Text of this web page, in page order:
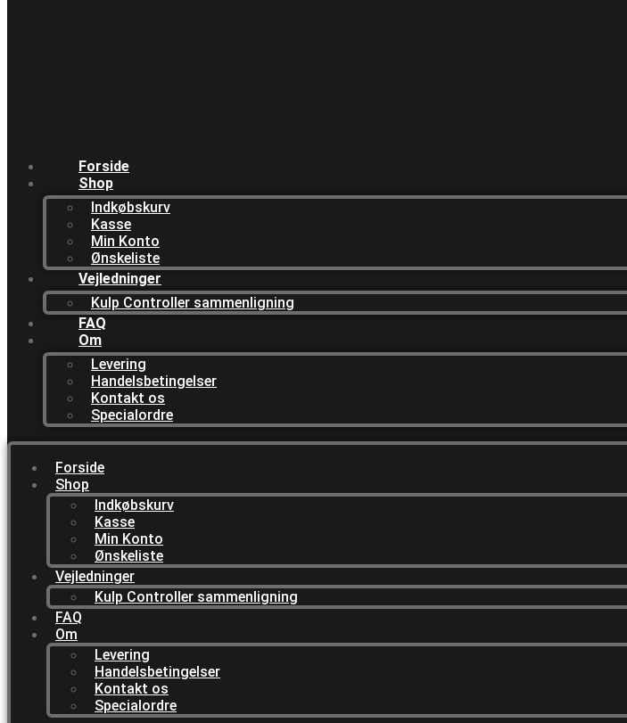
Forside
Shop
Indkøbskurv
Kasse
Min Konto
Ønskeliste
Vejledninger
Kulp Controller sammenligning
FAQ
Om
Levering
Handelsbetingelser
Kontakt os
Specialordre
Forside
Shop
Indkøbskurv
Kasse
Min Konto
Ønskeliste
Vejledninger
Kulp Controller sammenligning
FAQ
Om
Levering
Handelsbetingelser
Kontakt os
Specialordre